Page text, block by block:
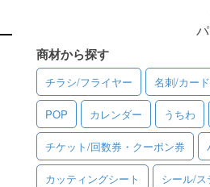
商材から探す
チラシ/フライヤー 名刺/カー
POP カレンダー うちわ
チケット/回数券・クーポン券
カッティングシート シール/ス